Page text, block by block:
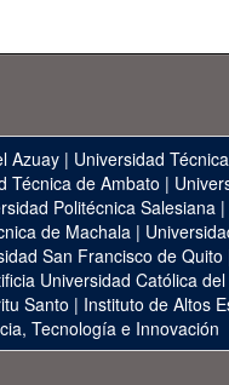
Azuay | Universidad
Técnica de Ambato |
Politécnica Salesiana|
de Machala |
San Francisco de Quito
Universidad Católica
Santo | Instituto de Altos
Tecnología e Innovación